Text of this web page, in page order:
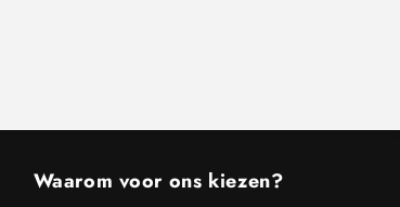
Waarom voor ons kiezen?